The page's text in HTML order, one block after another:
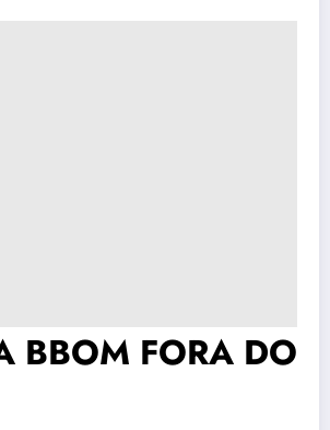
BBOM FORA DO